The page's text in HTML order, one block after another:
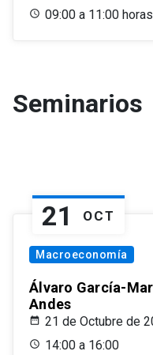
09:00 a 11:00 horas
Seminarios
21 OCT
Macroeconomía
Álvaro García-
Andes
21 de Octubre de
14:00 a 16:00